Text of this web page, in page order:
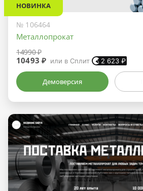
НОВИНКА
№ 106464
Металлопрокат
14990 ₽
10493 ₽ или в Сплит 2 623 ₽
Демоверсия